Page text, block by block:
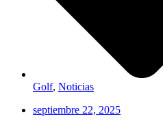
Golf, Noticias
septiembre 22, 2025